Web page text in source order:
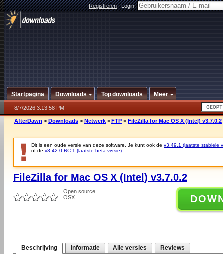
Registreren|Login:
Startpagina Downloads Top downloads Meer
8/7/2026 3:13:58 PM
AfterDawn > Downloads > Netwerk > FTP > FileZilla for Mac OS X (Intel) v3.7.0.2
Dit is een oude versie van deze software. Je kunt ook de v3.49.1 (laatste stabiele
of de v3.42.0 RC 1 (laatste beta versie)
FileZilla for Mac OS X (Intel) v3.7.0.2
Open source
OSX
Beschrijving Informatie Alle versies Reviews